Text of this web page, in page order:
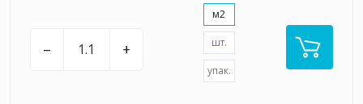
– +
м2
шт.
упак.